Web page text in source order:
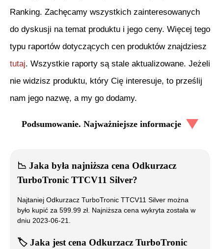
Ranking. Zachęcamy wszystkich zainteresowanych
do dyskusji na temat produktu i jego ceny. Więcej tego
typu raportów dotyczących cen produktów znajdziesz
tutaj. Wszystkie raporty są stale aktualizowane. Jeżeli
nie widzisz produktu, który Cię interesuje, to prześlij
nam jego nazwę, a my go dodamy.
Podsumowanie. Najważniejsze informacje
📉 Jaka była najniższa cena Odkurzacz
TurboTronic TTCV11 Silver?
Najtaniej Odkurzacz TurboTronic TTCV11 Silver można
było kupić za 599.99 zł. Najniższa cena wykryta została w
dniu 2023-06-21
🏷️ Jaka jest cena Odkurzacz TurboTronic